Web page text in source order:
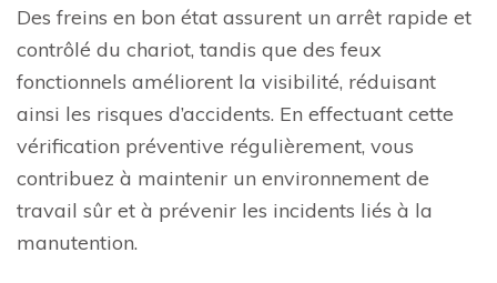
Des freins en bon état assurent un arrêt rapide et
contrôlé du chariot, tandis que des feux
fonctionnels améliorent la visibilité, réduisant
ainsi les risques d’accidents. En effectuant cette
vérification préventive régulièrement, vous
contribuez à maintenir un environnement de
travail sûr et à prévenir les incidents liés à la
manutention.